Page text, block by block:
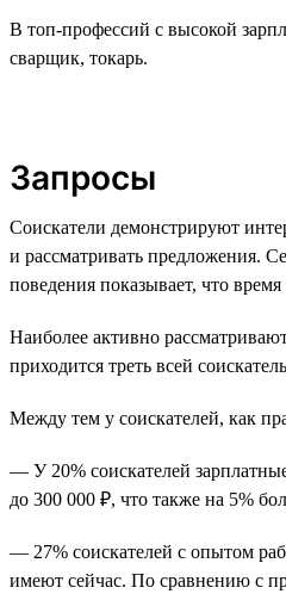
В топ-профессий с высокой
сварщик, токарь.
Запросы
Соискатели демонстрируют
и рассматривать предложения.
поведения показывает, что
Наиболее активно
приходится треть всей
Между тем у соискателей, как
— У 20% соискателей
до 300 000 ₽, что также на 5%
— 27% соискателей с опытом
имеют сейчас. По сравнению с